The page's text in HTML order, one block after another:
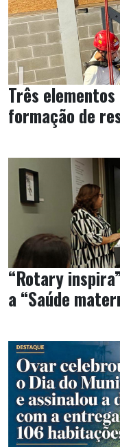
Três elementos
formação de
“Rotary
a “Saúde